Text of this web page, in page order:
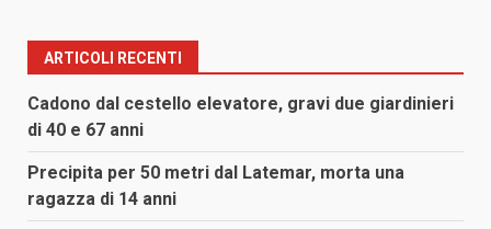
ARTICOLI RECENTI
Cadono dal cestello elevatore, gravi due giardinieri
di 40 e 67 anni
Precipita per 50 metri dal Latemar, morta una
ragazza di 14 anni